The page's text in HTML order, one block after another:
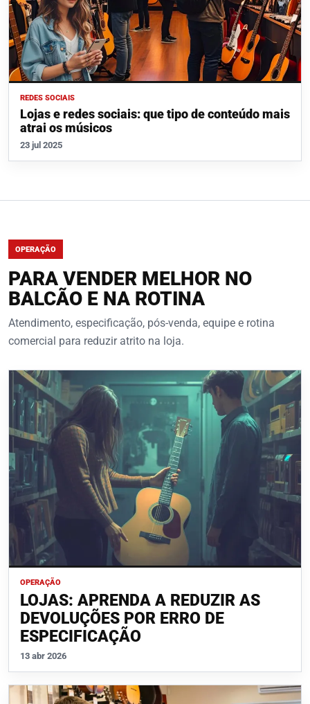
REDES SOCIAIS
Lojas e redes sociais: que tipo de conteúdo mais
atrai os músicos
23 jul 2025
OPERAÇÃO
PARA VENDER MELHOR NO
BALCÃO E NA ROTINA
Atendimento, especificação, pós-venda, equipe e rotina
comercial para reduzir atrito na loja.
OPERAÇÃO
LOJAS: APRENDA A REDUZIR AS
DEVOLUÇÕES POR ERRO DE
ESPECIFICAÇÃO
13 abr 2026